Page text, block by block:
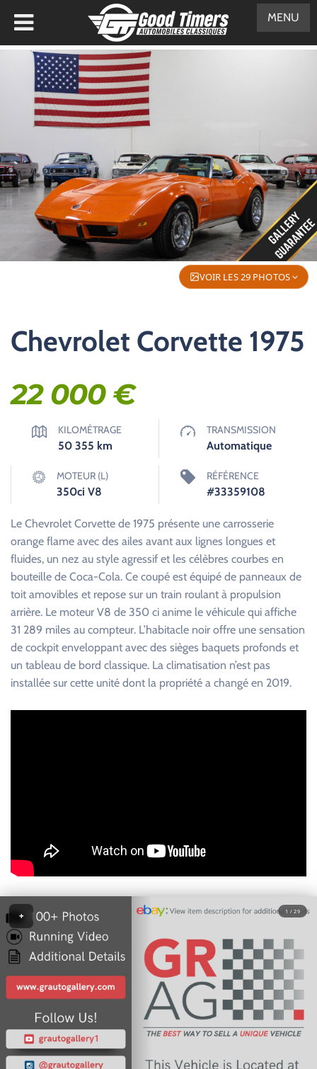
VOIR LES 29 PHOTOS
Chevrolet Corvette 1975
22 000€
KILOMÉTRAGE
50 355 km
TRANSMISSION
Automatique
MOTEUR (L)
350ci V8
RÉFÉRENCE
#33359108
Le Chevrolet Corvette de 1975 présente une carrosserie
orange flame avec des ailes avant aux lignes longues et
fluides, un nez au style agressif et les célèbres courbes en
bouteille de Coca-Cola. Ce coupé est équipé de panneaux de
toit amovibles et repose sur un train roulant à propulsion
arrière. Le moteur V8 de 350 ci anime le véhicule qui affiche
31 289 miles au compteur. L’habitacle noir offre une sensation
de cockpit enveloppant avec des sièges baquets profonds et
un tableau de bord classique. La climatisation n’est pas
installée sur cette unité dont la propriété a changé en 2019.
1 / 29
+
MENU